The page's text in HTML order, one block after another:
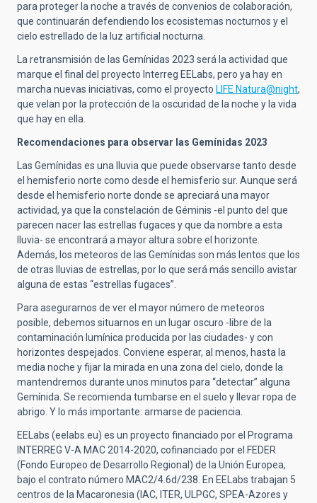
para proteger la noche a través de convenios de colaboración,
que continuarán defendiendo los ecosistemas nocturnos y el
cielo estrellado de la luz artificial nocturna.
La retransmisión de las Gemínidas 2023 será la actividad que
marque el final del proyecto Interreg EELabs, pero ya hay en
marcha nuevas iniciativas, como el proyecto LIFE Natura@night,
que velan por la protección de la oscuridad de la noche y la vida
que hay en ella.
Recomendaciones para observar las Gemínidas 2023
Las Gemínidas es una lluvia que puede observarse tanto desde
el hemisferio norte como desde el hemisferio sur. Aunque será
desde el hemisferio norte donde se apreciará una mayor
actividad, ya que la constelación de Géminis -el punto del que
parecen nacer las estrellas fugaces y que da nombre a esta
lluvia- se encontrará a mayor altura sobre el horizonte.
Además, los meteoros de las Gemínidas son más lentos que los
de otras lluvias de estrellas, por lo que será más sencillo avistar
alguna de estas “estrellas fugaces”.
Para asegurarnos de ver el mayor número de meteoros
posible, debemos situarnos en un lugar oscuro -libre de la
contaminación lumínica producida por las ciudades- y con
horizontes despejados. Conviene esperar, al menos, hasta la
media noche y fijar la mirada en una zona del cielo, donde la
mantendremos durante unos minutos para “detectar” alguna
Gemínida. Se recomienda tumbarse en el suelo y llevar ropa de
abrigo. Y lo más importante: armarse de paciencia.
EELabs (eelabs.eu) es un proyecto financiado por el Programa
INTERREG V-A MAC 2014-2020, cofinanciado por el FEDER
(Fondo Europeo de Desarrollo Regional) de la Unión Europea,
bajo el contrato número MAC2/4.6d/238. En EELabs trabajan 5
centros de la Macaronesia (IAC, ITER, ULPGC, SPEA-Azores y